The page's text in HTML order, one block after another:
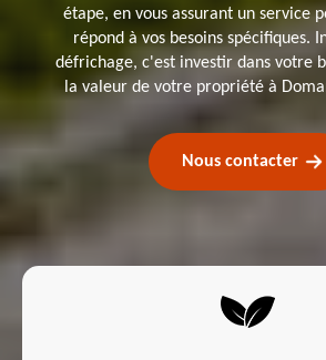
étape, en vous assurant un service
répond à vos besoins spécifiques.
défrichage, c'est investir dans votre
la valeur de votre propriété à
Nous contacter